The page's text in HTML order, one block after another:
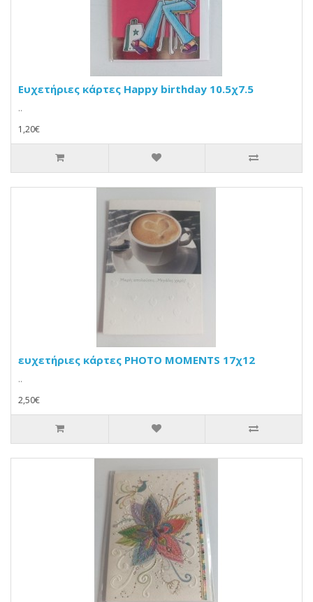
Ευχετήριες κάρτες Happy birthday 10.5χ7.5
..
1,20€
ευχετήριες κάρτες PHOTO MOMENTS 17χ12
..
2,50€